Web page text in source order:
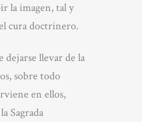
la imagen, tal y
cura doctrinero.
dejarse llevar de la
sobre todo
en ellos,
Sagrada